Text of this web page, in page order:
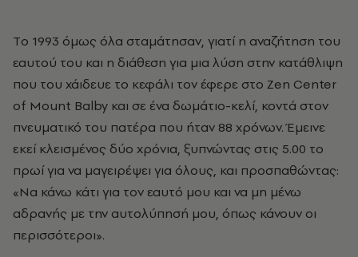
Tο 1993 όμως όλα σταμάτησαν, γιατί η αναζήτηση του
εαυτού του και η διάθεση για μια λύση στην κατάθλιψη
που του χάιδευε το κεφάλι τον έφερε στο Zen Center
of Mount Balby και σε ένα δωμάτιο-κελί, κοντά στον
πνευματικό του πατέρα που ήταν 88 χρόνων. Έμεινε
εκεί κλεισμένος δύο χρόνια, ξυπνώντας στις 5.00 το
πρωί για να μαγειρέψει για όλους, και προσπαθώντας:
«Nα κάνω κάτι για τον εαυτό μου και να μη μένω
αδρανής με την αυτολύπησή μου, όπως κάνουν οι
περισσότεροι».